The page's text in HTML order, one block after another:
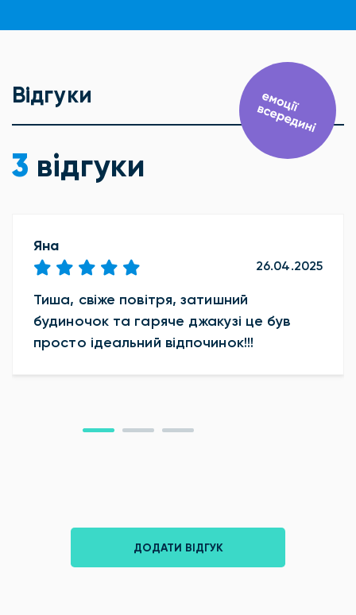
Відгуки
3 відгуки
Яна
26.04.2025
Тиша, свіже повітря, затишний
будиночок та гаряче джакузі це був
просто ідеальний відпочинок!!!
ДОДАТИ ВІДГУК